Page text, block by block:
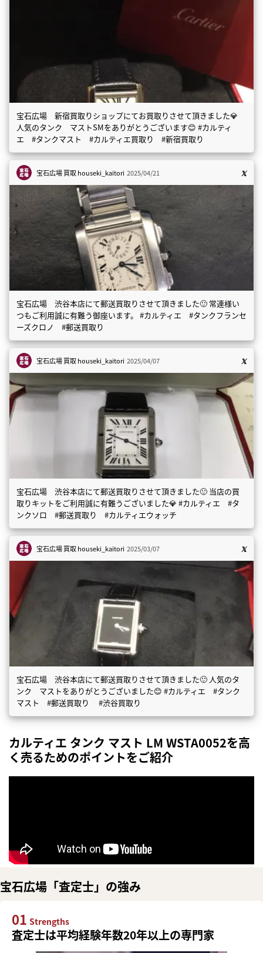
宝石広場 新宿買取りショップにてお買取りさせて頂きました💎
人気のタンク マストSMをありがとうございます😊 #カルティ
エ #タンクマスト #カルティエ買取り #新宿買取り
宝石広場 買取houseki_kaitori 2025/04/21
宝石広場 渋谷本店にて郵送買取りさせて頂きました🙂 常連様い
つもご利用誠に有難う御座います。 #カルティエ #タンクフランセ
ーズクロノ #郵送買取り
宝石広場 買取houseki_kaitori 2025/04/07
宝石広場 渋谷本店にて郵送買取りさせて頂きました🙂 当店の買
取りキットをご利用誠に有難うございました💎 #カルティエ #タ
ンクソロ #郵送買取り #カルティエウォッチ
宝石広場 買取houseki_kaitori 2025/03/07
宝石広場 渋谷本店にて郵送買取りさせて頂きました🙂 人気のタ
ンク マストをありがとうございました😊 #カルティエ #タンク
マスト #郵送買取り #渋谷買取り
カルティエ タンク マスト LM WSTA0052を高
く売るためのポイントをご紹介
宝石広場「査定士」の強み
01 Strengths
査定士は平均経験年数20年以上の専門家